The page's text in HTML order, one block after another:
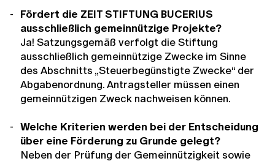
Fördert die ZEIT STIFTUNG BUCERIUS
ausschließlich gemeinnützige Projekte?
Ja! Satzungsgemäß verfolgt die Stiftung
ausschließlich gemeinnützige Zwecke im Sinne
des Abschnitts „Steuerbegünstigte Zwecke“ der
Abgabenordnung. Antragsteller müssen einen
gemeinnützigen Zweck nachweisen können.
Welche Kriterien werden bei der Entscheidung
über eine Förderung zu Grunde gelegt?
Neben der Prüfung der Gemeinnützigkeit sowie